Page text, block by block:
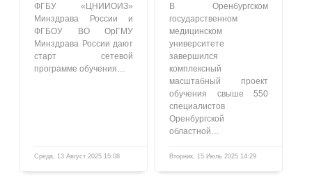
ФГБУ «ЦНИИОИЗ»
Минздрава России и
ФГБОУ ВО ОрГМУ
Минздрава России дают
старт сетевой
программе обучения…
Среда, 13 Август 2025 15:08
В Оренбургском
государственном
медицинском
университете
завершился
комплексный
масштабный проект
обучения свыше 550
специалистов
Оренбургской
областной…
Вторник, 15 Июль 2025 14:29